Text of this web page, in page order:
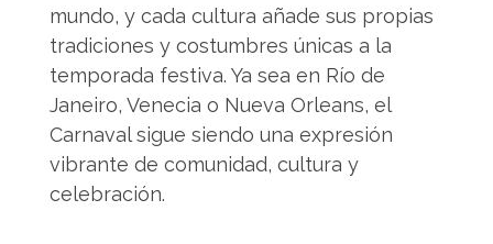
mundo, y cada cultura añade sus propias
tradiciones y costumbres únicas a la
temporada festiva. Ya sea en Río de
Janeiro, Venecia o Nueva Orleans, el
Carnaval sigue siendo una expresión
vibrante de comunidad, cultura y
celebración.